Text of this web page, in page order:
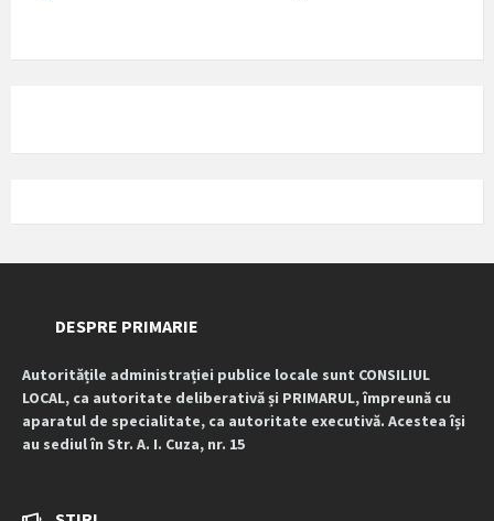
DESPRE PRIMARIE
Autoritățile administrației publice locale sunt CONSILIUL
LOCAL, ca autoritate deliberativă și PRIMARUL, împreună cu
aparatul de specialitate, ca autoritate executivă. Acestea își
au sediul în Str. A. I. Cuza, nr. 15